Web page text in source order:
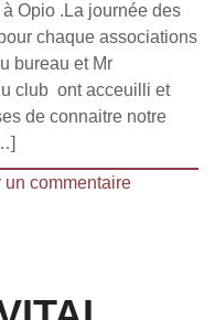
Opio .La journée des
chaque associations
bureau et Mr
club ont acceuilli et
de connaitre notre
un commentaire